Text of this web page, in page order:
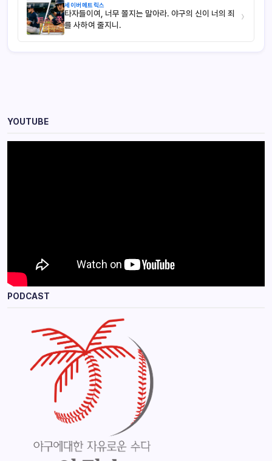
세이버메트릭스
타자들이여, 너무 쫄지는 말아라. 야구의 신이 너의 죄
를 사하여 줄지니.
›
YOUTUBE
PODCAST